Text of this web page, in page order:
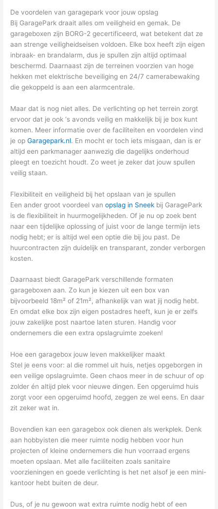
De voordelen van garagepark voor jouw opslag
Bij GaragePark draait alles om veiligheid en gemak. De
garageboxen zijn BORG-2 gecertificeerd, wat betekent dat ze
aan strenge veiligheidseisen voldoen. Elke box heeft zijn eigen
inbraak- en brandalarm, dus je spullen zijn altijd optimaal
beschermd. Daarnaast zijn de terreinen voorzien van hoge
hekken met elektrische beveiliging en 24/7 camerabewaking
die gekoppeld is aan een alarmcentrale.
Maar dat is nog niet alles. De verlichting op het terrein zorgt
ervoor dat je ook ‘s avonds veilig en makkelijk bij je box kunt
komen. Meer informatie over de faciliteiten en voordelen vind
je opGaragepark.nl. En mocht er toch iets misgaan, dan is er
altijd een parkmanager aanwezig die dagelijks onderhoud
pleegt en toezicht houdt. Zo weet je zeker dat jouw spullen
veilig staan.
Flexibiliteit en veiligheid bij het opslaan van je spullen
Een ander groot voordeel vanopslag in Sneek bij GaragePark
is de flexibiliteit in huurmogelijkheden. Of je nu op zoek bent
naar een tijdelijke oplossing of juist voor de lange termijn iets
nodig hebt; er is altijd wel een optie die bij jou past. De
huurcontracten zijn duidelijk en transparant, zonder verborgen
kosten.
Daarnaast biedt GaragePark verschillende formaten
garageboxen aan. Zo kun je kiezen uit een box van
bijvoorbeeld 18m² of 21m², afhankelijk van wat jij nodig hebt.
En omdat elke box zijn eigen postadres heeft, kun je er zelfs
jouw zakelijke post naartoe laten sturen. Handig voor
ondernemers die een extra opslagruimte zoeken!
Hoe een garagebox jouw leven makkelijker maakt
Stel je eens voor: al die rommel uit huis, netjes opgeborgen in
een veilige opslagruimte. Geen chaos meer in de schuur of op
zolder én altijd plek voor nieuwe dingen. Een opgeruimd huis
zorgt voor een opgeruimd hoofd, zeggen ze wel eens. En daar
zit zeker wat in.
Bovendien kan een garagebox ook dienen als werkplek. Denk
aan hobbyisten die meer ruimte nodig hebben voor hun
projecten of kleine ondernemers die hun voorraad ergens
moeten opslaan. Met alle faciliteiten zoals sanitaire
voorzieningen en goede verlichting is het net alsof je een mini-
kantoor hebt buiten de deur.
Dus, of je nu gewoon wat extra ruimte nodig hebt of een